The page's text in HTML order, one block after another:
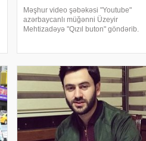
Məşhur video şəbəkəsi "Youtube"
azərbaycanlı müğənni Üzeyir
Mehtizadəyə "Qızıl buton" göndərib.